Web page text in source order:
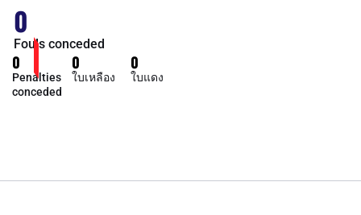
0
Fouls conceded
0
Penalties
conceded
0
ใบเหลือง
0
ใบแดง